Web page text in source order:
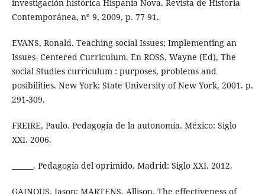
investigación histórica Hispania Nova. Revista de Historia
Contemporánea, nº 9, 2009, p. 77-91.
EVANS, Ronald. Teaching social Issues; Implementing an
Issues- Centered Curriculum. En ROSS, Wayne (Ed), The
social Studies curriculum : purposes, problems and
posibilities. New York: State University of New York, 2001. p.
291-309.
FREIRE, Paulo. Pedagogía de la autonomía. México: Siglo
XXI. 2006.
______. Pedagogía del oprimido. Madrid: Siglo XXI. 2012.
GAINOUS, Jason; MARTENS, Allison. The effectiveness of